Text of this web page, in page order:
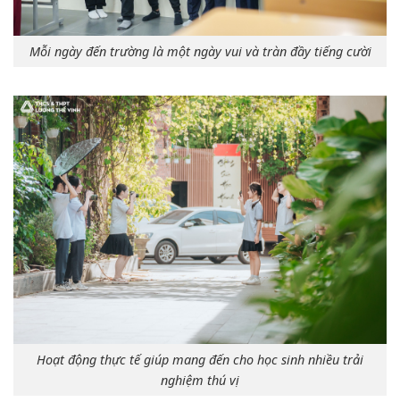
Mỗi ngày đến trường là một ngày vui và tràn đầy tiếng cười
Hoạt động thực tế giúp mang đến cho học sinh nhiều trải
nghiệm thú vị